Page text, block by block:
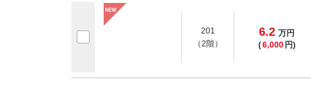
201
（2階）
6.2 万円
(6,000 円)